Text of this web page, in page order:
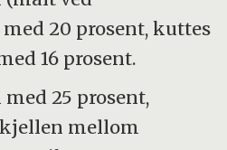
20 prosent, kuttes
16 prosent.
25 prosent,
mellom